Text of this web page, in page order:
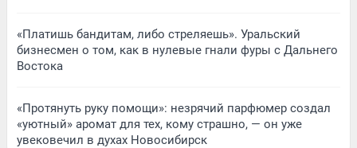
«Платишь бандитам, либо стреляешь». Уральский
бизнесмен о том, как в нулевые гнали фуры с Дальнего
Востока
«Протянуть руку помощи»: незрячий парфюмер создал
«уютный» аромат для тех, кому страшно, — он уже
увековечил в духах Новосибирск